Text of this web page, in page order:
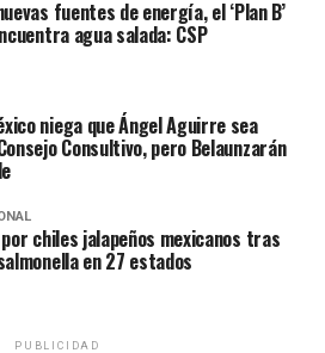
fuentes de energía, el ‘Plan B’
agua salada: CSP
niega que Ángel Aguirre sea
Consultivo, pero Belaunzarán
chiles jalapeños mexicanos tras
en 27 estados
PUBLICIDAD